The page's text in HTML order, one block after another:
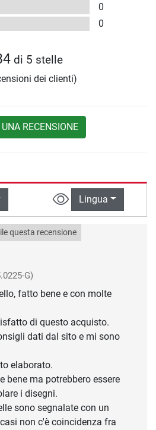
0
0
di 5 stelle
dei clienti)
RECENSIONE
Lingua
questa recensione
G)
fatto bene e con molte
di questo acquisto.
dati dal sito e mi sono
elaborato.
bene ma potrebbero essere
i disegni.
sono segnalate con un
non c'è coincidenza fra